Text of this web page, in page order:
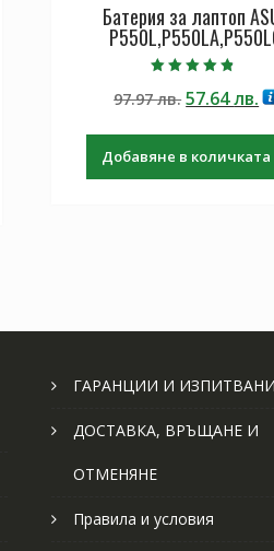
Батерия за лаптоп
4.50
от 5
97.97лв. Original
97.97 лв..
57.64лв.
Добавяне в количката
ГАРАНЦИИ И
ДОСТАВКА, ВРЪЩАНЕ И
ОТМЕНЯНЕ
Правила и условия